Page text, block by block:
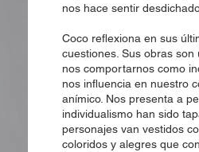
nos hace sentir
Coco reflexiona en sus
cuestiones. Sus obras
nos comportarnos como
nos influencia en nuestro
anímico. Nos presenta a
individualismo han sido
personajes van vestidos
coloridos y alegres que